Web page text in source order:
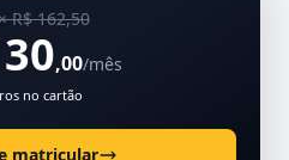
R$ 162,50
,00/mês
no cartão
matricular